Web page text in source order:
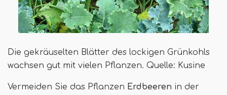
Die gekräuselten Blätter des lockigen Grünkohls
wachsen gut mit vielen Pflanzen. Quelle: Kusine
Vermeiden Sie das Pflanzen Erdbeeren in der